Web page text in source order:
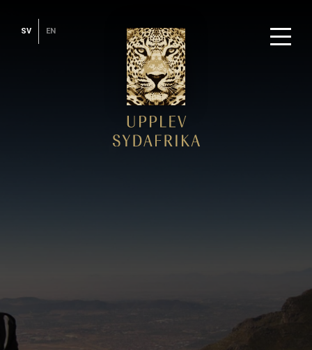
SV EN